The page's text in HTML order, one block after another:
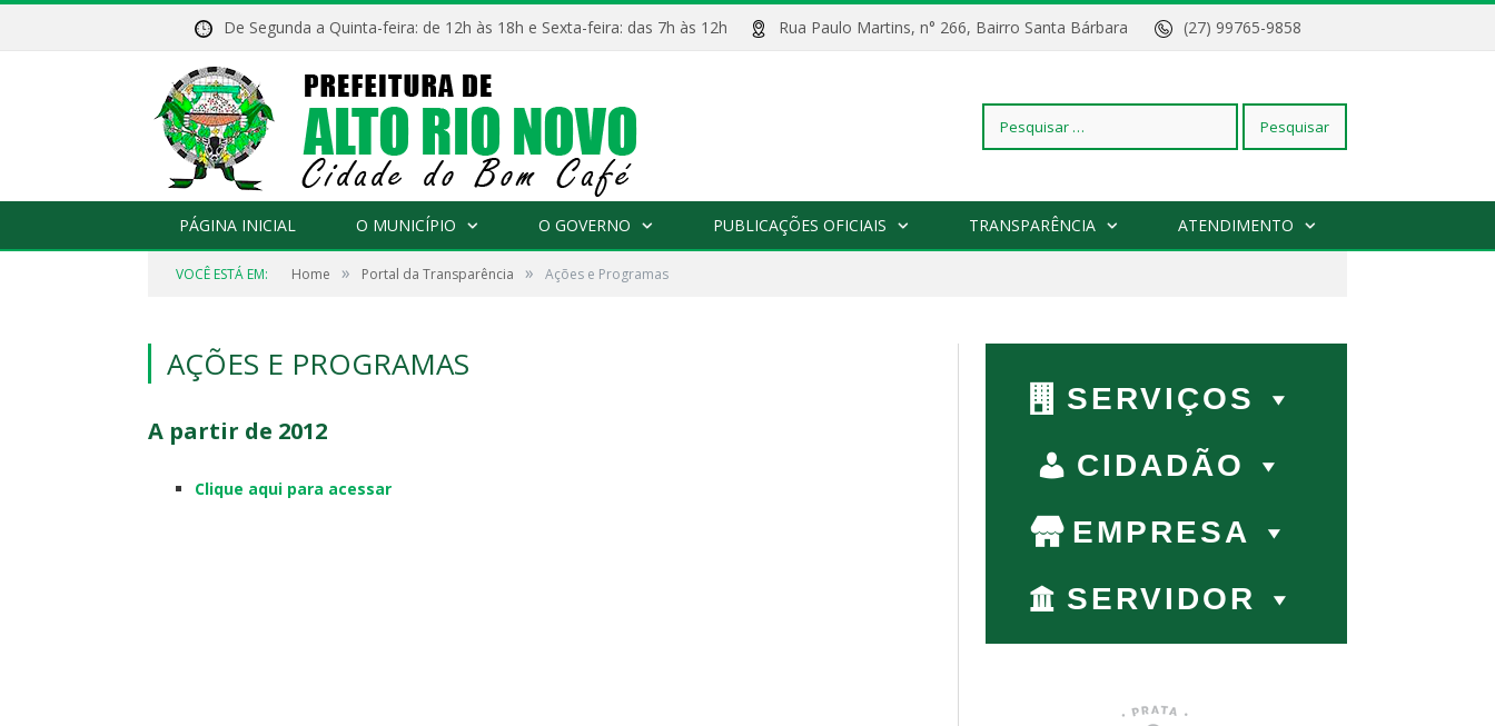
De Segunda a Quinta-feira: de 12h às 18h e Sexta-feira: das 7h às 12h Rua Paulo Martins, n° 266, Bairro Santa Bárbara (27) 99765-9858
Pesquisar
PÁGINA INICIAL O MUNICÍPIO O GOVERNO PUBLICAÇÕES OFICIAIS TRANSPARÊNCIA ATENDIMENTO
VOCÊ ESTÁ EM: Home » Portal da Transparência » Ações e Programas
AÇÕES E PROGRAMAS
A partir de 2012
Clique aqui para acessar
SERVIÇOS
CIDADÃO
EMPRESA
SERVIDOR